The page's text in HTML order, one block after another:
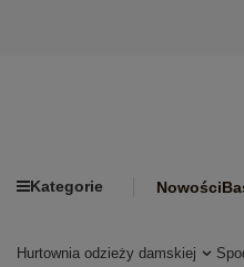
Kategorie Nowości
Hurtownia odzieży damskiej